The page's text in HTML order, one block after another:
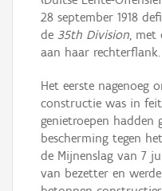
28 september 1918
de 35th Division, met
aan haar rechterflank.
Het eerste nagenoeg
constructie was in
genietroepen hadden
bescherming tegen
de Mijnenslag van 7
van bezetter en